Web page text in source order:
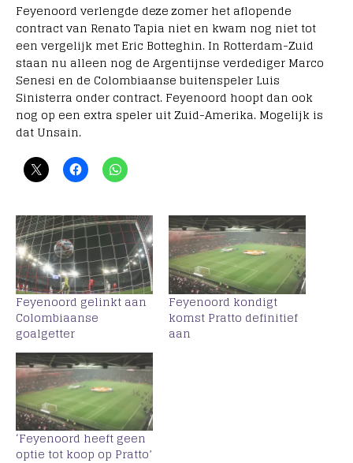
Feyenoord verlengde deze zomer het aflopende
contract van Renato Tapia niet en kwam nog niet tot
een vergelijk met Eric Botteghin. In Rotterdam-Zuid
staan nu alleen nog de Argentijnse verdediger Marco
Senesi en de Colombiaanse buitenspeler Luis
Sinisterra onder contract. Feyenoord hoopt dan ook
nog op een extra speler uit Zuid-Amerika. Mogelijk is
dat Unsain.
Feyenoord gelinkt aan
Colombiaanse
goalgetter
Feyenoord kondigt
komst Pratto definitief
aan
‘Feyenoord heeft geen
optie tot koop op Pratto’